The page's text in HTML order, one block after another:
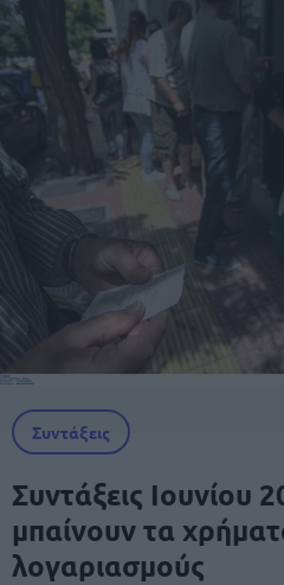
Συντάξεις
Συντάξεις Ιουνίου
μπαίνουν τα
λογαριασμούς